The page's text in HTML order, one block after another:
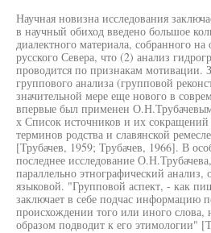
Научная новизна исследования
в научный обиход введено большое
диалектного материала, собранного
русского Севера, что (2) анализ
проводится по признакам мотивации.
группового анализа (групповой
значительной мере еще нового в
впервые был применен
х Список источников и их
терминов родства и славянской
[Трубачев, 1959; Трубачев, 1966]. В
последнее исследование
параллельно этнографический анализ,
языковой. "Групповой аспект, - как
заключает в себе подчас информацию
происхождении того или иного слова,
образом подводит к его этимологии"